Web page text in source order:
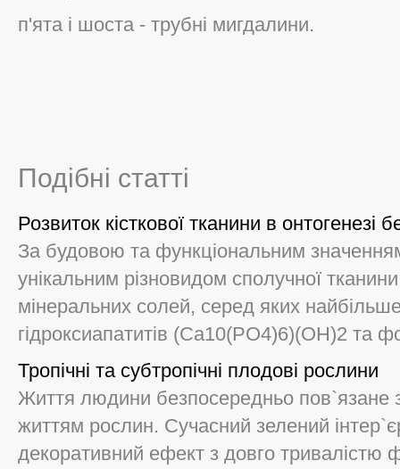
п'ята і шоста - трубні мигдалини.
Подібні статті
Розвиток кісткової тканини в онтогенезі
За будовою та функціональним
унікальним різновидом сполучної
мінеральних солей, серед яких
гідроксиапатитів (Са10(РО4)6)(ОН)2 та
Тропічні та субтропічні плодові рослини
Життя людини безпосередньо пов`язане
життям рослин. Сучасний зелений
декоративний ефект з довго тривалістю